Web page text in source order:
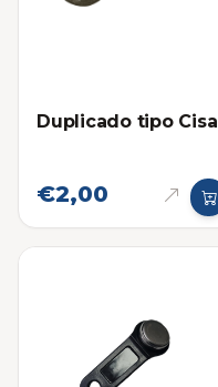
Duplicado tipo Cisa
€2,00